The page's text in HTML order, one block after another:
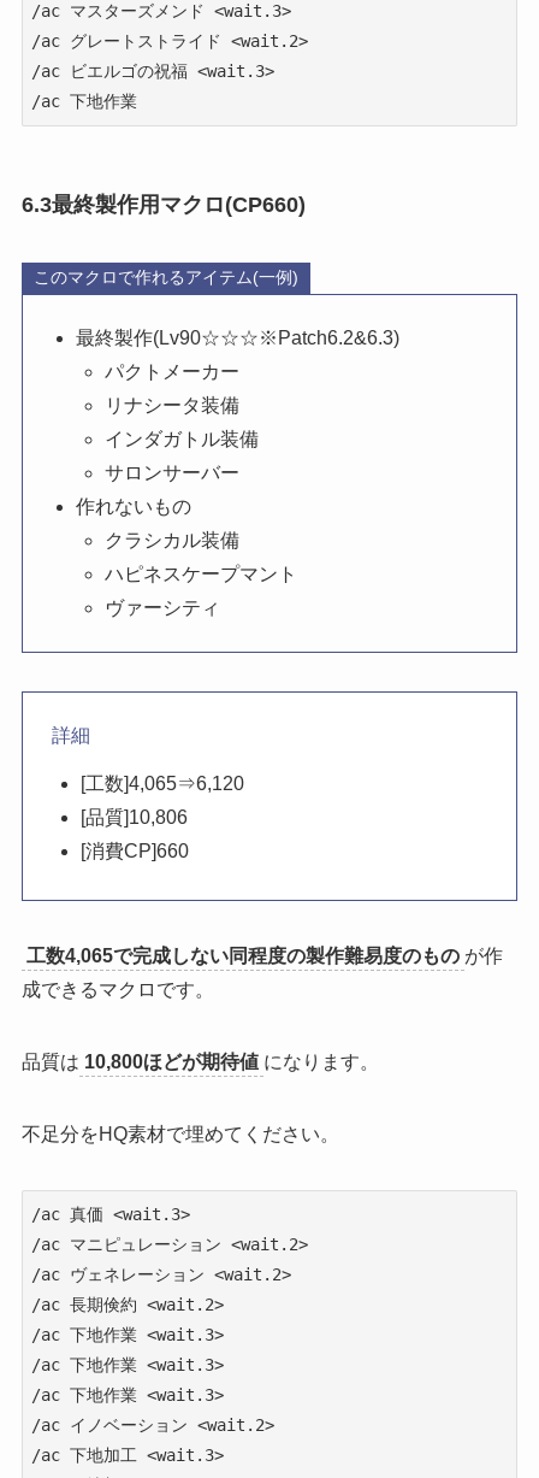
/ac マスターズメンド <wait.3>
/ac グレートストライド <wait.2>
/ac ビエルゴの祝福 <wait.3>
/ac 下地作業
6.3最終製作用マクロ(CP660)
このマクロで作れるアイテム(一例)
最終製作(Lv90☆☆☆※Patch6.2&6.3)
パクトメーカー
リナシータ装備
インダガトル装備
サロンサーバー
作れないもの
クラシカル装備
ハピネスケープマント
ヴァーシティ
詳細
[工数]4,065⇒6,120
[品質]10,806
[消費CP]660
工数4,065で完成しない同程度の製作難易度のもの が作
成できるマクロです。
品質は 10,800ほどが期待値 になります。
不足分をHQ素材で埋めてください。
/ac 真価 <wait.3>
/ac マニピュレーション <wait.2>
/ac ヴェネレーション <wait.2>
/ac 長期倹約 <wait.2>
/ac 下地作業 <wait.3>
/ac 下地作業 <wait.3>
/ac 下地作業 <wait.3>
/ac イノベーション <wait.2>
/ac 下地加工 <wait.3>